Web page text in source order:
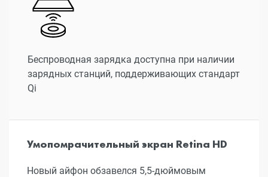
Беспроводная зарядка доступна при наличии
зарядных станций, поддерживающих стандарт
Qi
Умопомрачительный экран Retina HD
Новый айфон обзавелся 5,5-дюймовым